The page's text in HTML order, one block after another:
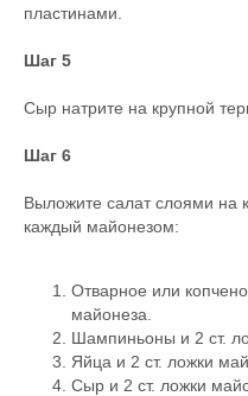
пластинами.
Шаг 5
Сыр натрите на крупной
Шаг 6
Выложите салат слоями на
каждый майонезом:
Отварное или
майонеза.
Шампиньоны и 2 ст.
Яйца и 2 ст. ложки
Сыр и 2 ст. ложки